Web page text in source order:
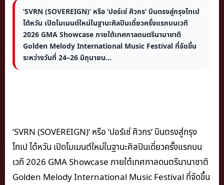
‘SVRN (SOVEREIGN)’ หรือ ‘ปอร์เช่ ศิวกร‘ บินตรงสู่กรุงไทเป
ไต้หวัน เปิดโมเมนต์ใหม่ในฐานะศิลปินเดี่ยวครั้งแรกบนเวที
2026 GMA Showcase ภายใต้เทศกาลดนตรีนานาชาติ
Golden Melody International Music Festival ที่จัดขึ้น
ระหว่างวันที่ 24–26 มิถุนายน...
‘SVRN (SOVEREIGN)’ หรือ ‘ปอร์เช่ ศิวกร‘ บินตรงสู่กรุง
ไทเป ไต้หวัน เปิดโมเมนต์ใหม่ในฐานะศิลปินเดี่ยวครั้งแรกบน
เวที 2026 GMA Showcase ภายใต้เทศกาลดนตรีนานาชาติ
Golden Melody International Music Festival ที่จัดขึ้น